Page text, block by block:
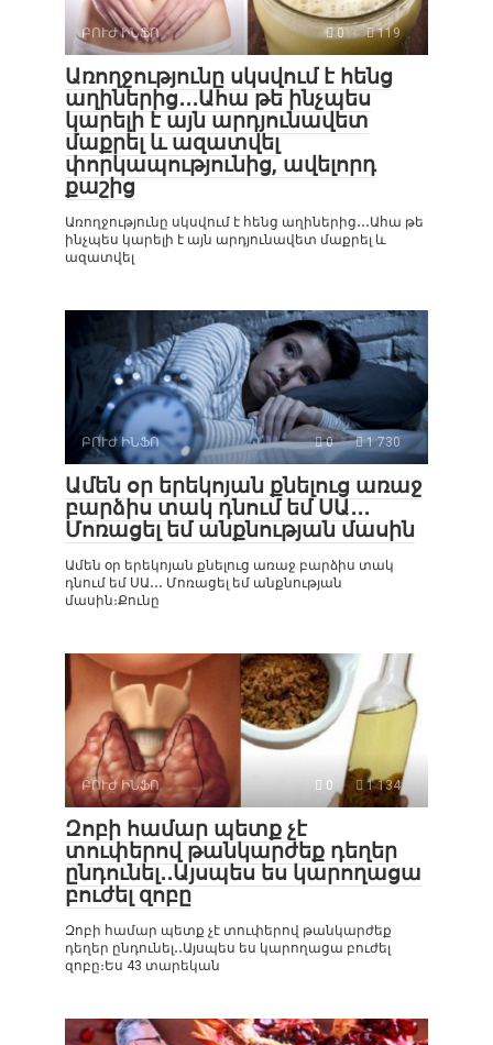
ԲՈՒԺ ԻՆՖՈ 0 119
Առողջությունը սկսվում է հենց
աղիներից․․․Ահա թե ինչպես
կարելի է այն արդյունավետ
մաքրել և ազատվել
փորկապությունից, ավելորդ
քաշից
Առողջությունը սկսվում է հենց աղիներից․․․Ահա թե
ինչպես կարելի է այն արդյունավետ մաքրել և
ազատվել
ԲՈՒԺ ԻՆՖՈ 0 1 730
Ամեն օր երեկոյան քնելուց առաջ
բարձիս տակ դնում եմ ՍԱ․․․
Մոռացել եմ անքնության մասին
Ամեն օր երեկոյան քնելուց առաջ բարձիս տակ
դնում եմ ՍԱ․․․ Մոռացել եմ անքնության
մասին։Քունը
ԲՈՒԺ ԻՆՖՈ 0 1 134
Զոբի համար պետք չէ
տուփերով թանկարժեք դեղեր
ընդունել․․Այսպես ես կարողացա
բուժել զոբը
Զոբի համար պետք չէ տուփերով թանկարժեք
դեղեր ընդունել․․Այսպես ես կարողացա բուժել
զոբը։Ես 43 տարեկան